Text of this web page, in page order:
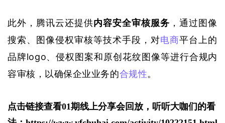
此外，腾讯云还提供内容安全审核服务 ，通过图像
搜索、图像侵权审核等技术手段，对电商平台上的
品牌logo、侵权图案和原创花纹图像等进行合规内
容审核，以确保企业业务的合规性。
点击链接查看01期线上分享会回放，听听大咖们的看